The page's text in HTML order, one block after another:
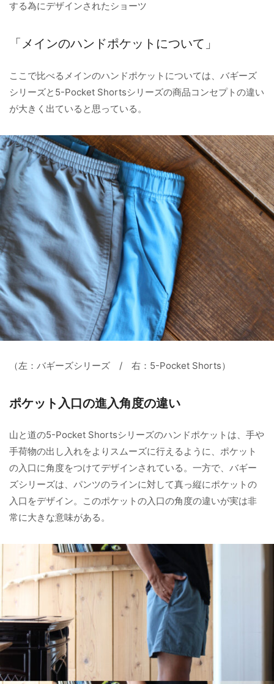
する為にデザインされたショーツ
「メインのハンドポケットについて」
ここで比べるメインのハンドポケットについては、バギーズ
シリーズと5-Pocket Shortsシリーズの商品コンセプトの違い
が大きく出ていると思っている。
（左：バギーズシリーズ / 右：5-Pocket Shorts）
ポケット入口の進入角度の違い
山と道の5-Pocket Shortsシリーズのハンドポケットは、手や
手荷物の出し入れをよりスムーズに行えるように、ポケット
の入口に角度をつけてデザインされている。一方で、バギー
ズシリーズは、パンツのラインに対して真っ縦にポケットの
入口をデザイン。このポケットの入口の角度の違いが実は非
常に大きな意味がある。